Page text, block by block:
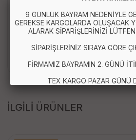
Hassas Tablet Telefon Çizim
İLGİLİ ÜRÜNLER
9 GÜNLÜK BAYRAM NEDENİYLE
GEREKSE KARGOLARDA OLUŞACAK
ALARAK SİPARİŞLERİNİZİ
SİPARİŞLERİNİZ SIRAYA GÖRE
FİRMAMIZ BAYRAMIN 2. GÜNÜ
TEX KARGO PAZAR GÜNÜ